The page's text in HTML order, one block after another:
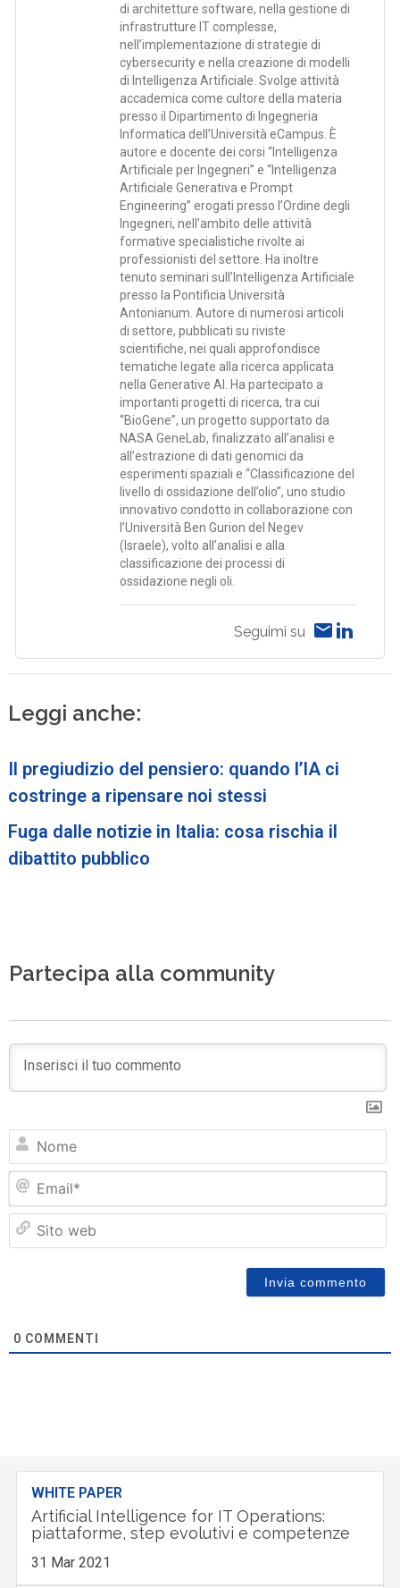
di architetture software, nella gestione di
infrastrutture IT complesse,
nell’implementazione di strategie di
cybersecurity e nella creazione di modelli
di Intelligenza Artificiale. Svolge attività
accademica come cultore della materia
presso il Dipartimento di Ingegneria
Informatica dell’Università eCampus. È
autore e docente dei corsi “Intelligenza
Artificiale per Ingegneri” e “Intelligenza
Artificiale Generativa e Prompt
Engineering” erogati presso l’Ordine degli
Ingegneri, nell’ambito delle attività
formative specialistiche rivolte ai
professionisti del settore. Ha inoltre
tenuto seminari sull’Intelligenza Artificiale
presso la Pontificia Università
Antonianum. Autore di numerosi articoli
di settore, pubblicati su riviste
scientifiche, nei quali approfondisce
tematiche legate alla ricerca applicata
nella Generative AI. Ha partecipato a
importanti progetti di ricerca, tra cui
“BioGene”, un progetto supportato da
NASA GeneLab, finalizzato all’analisi e
all’estrazione di dati genomici da
esperimenti spaziali e “Classificazione del
livello di ossidazione dell’olio”, uno studio
innovativo condotto in collaborazione con
l’Università Ben Gurion del Negev
(Israele), volto all’analisi e alla
classificazione dei processi di
ossidazione negli oli.
Seguimi su
Leggi anche:
Il pregiudizio del pensiero: quando l’IA ci
costringe a ripensare noi stessi
Fuga dalle notizie in Italia: cosa rischia il
dibattito pubblico
Partecipa alla community
0 COMMENTI
WHITE PAPER
Artificial Intelligence for IT Operations:
piattaforme, step evolutivi e competenze
31 Mar 2021